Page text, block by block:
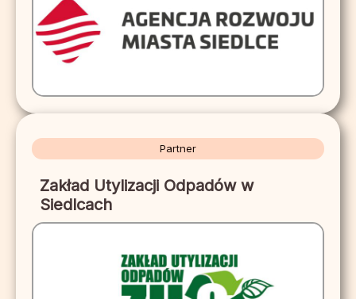
Partner
Zakład Utylizacji Odpadów w
Siedlcach